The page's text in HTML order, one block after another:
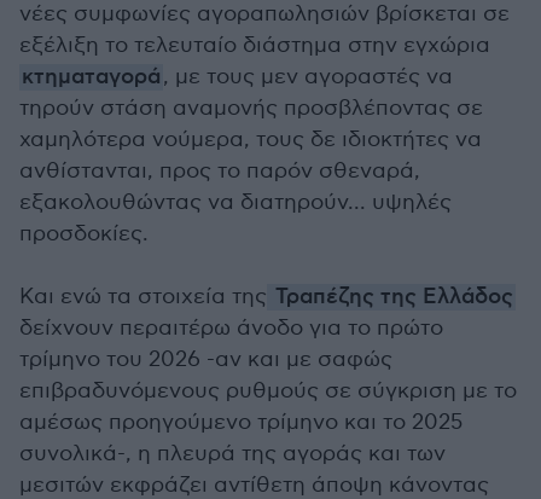
νέες συμφωνίες αγοραπωλησιών βρίσκεται σε
εξέλιξη το τελευταίο διάστημα στην εγχώρια
κτηματαγορά, με τους μεν αγοραστές να
τηρούν στάση αναμονής προσβλέποντας σε
χαμηλότερα νούμερα, τους δε ιδιοκτήτες να
ανθίστανται, προς το παρόν σθεναρά,
εξακολουθώντας να διατηρούν... υψηλές
προσδοκίες.
Και ενώ τα στοιχεία της Τραπέζης της Ελλάδος
δείχνουν περαιτέρω άνοδο για το πρώτο
τρίμηνο του 2026 -αν και με σαφώς
επιβραδυνόμενους ρυθμούς σε σύγκριση με το
αμέσως προηγούμενο τρίμηνο και το 2025
συνολικά-, η πλευρά της αγοράς και των
μεσιτών εκφράζει αντίθετη άποψη κάνοντας